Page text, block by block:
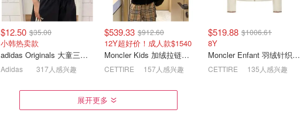
家中必备！BeKoool 儿童物
理退热贴 4片装
ATTITUDE 婴儿泡沫洗漱
爱用再降!
$12.50 $35.00
小韩热卖款
adidas Originals 大童三叶草T恤
Adidas 317人感兴趣
$539.33 $912.60
12Y超好价！成人款$1540
Moncler Kids 加绒拉链开衫
CETTIRE 157人感兴趣
$519.88 $1006.61
8Y
Moncler Enfant 羽绒针织开衫
CETTIRE 135人感兴趣
展开更多